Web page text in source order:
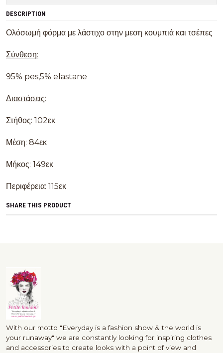
DESCRIPTION
Ολόσωμή φόρμα με λάστιχο στην μεση κουμπιά και τσέπες
Σύνθεση:
95% pes,5% elastane
Διαστάσεις:
Στήθος: 102εκ
Μέση: 84εκ
Μήκος: 149εκ
Περιφέρεια: 115εκ
SHARE THIS PRODUCT
With our motto "Everyday is a fashion show & the world is
your runaway" we are constantly looking for inspiring clothes
and accessories to create looks with a point of view and